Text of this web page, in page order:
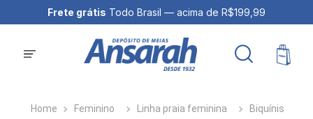
Frete grátis Todo Brasil — acima de R$199,99
Feminino Linha praia feminina
Biquínis